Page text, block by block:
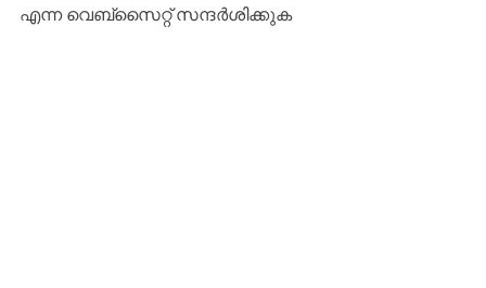
എന്ന വെബ്‌സൈറ്റ് സന്ദർശിക്കുക